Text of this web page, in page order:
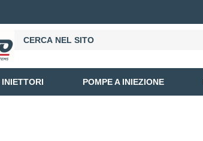
INIETTORI POMPE A INIEZIONE